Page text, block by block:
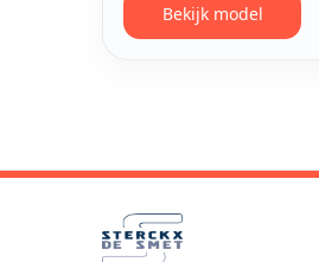
Bekijk model